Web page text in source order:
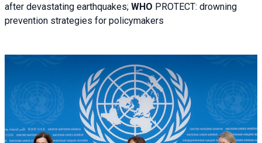
after devastating earthquakes; WHO PROTECT: drowning
prevention strategies for policymakers